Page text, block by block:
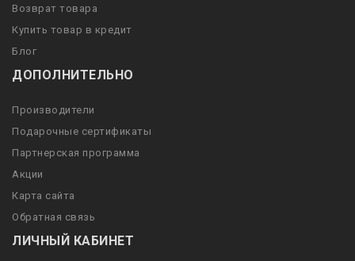
Возврат товара
Купить товар в кредит
Блог
ДОПОЛНИТЕЛЬНО
Производители
Подарочные сертификаты
Партнерская программа
Акции
Карта сайта
Обратная связь
ЛИЧНЫЙ КАБИНЕТ